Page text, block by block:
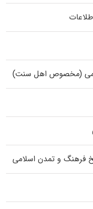
(مخصوص اهل سنت)
فرهنگ و تمدن اسلامی